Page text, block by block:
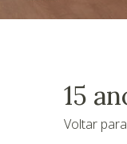
15
Voltar